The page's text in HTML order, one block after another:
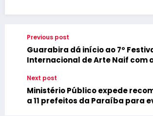
Previous post
Guarabira dá início ao 7º
Internacional de Arte Naif com
Next post
Ministério Público expede
a 11 prefeitos da Paraíba para